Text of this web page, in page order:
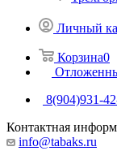
Личный
Корзина0
8(904)931-
Контактная
info@tabaks.ru